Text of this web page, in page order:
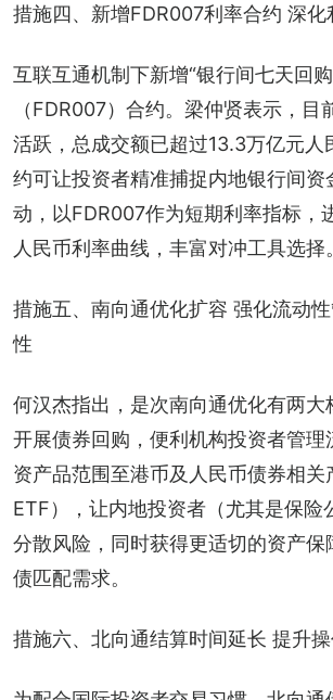
措施四、新增FDR007利率合约 深化
互联互通机制下新增“银行间七天回
（FDR007）合约。梁仲贤表示，目
活跃，总成交额已超过13.3万亿元人
约可让投资者精准捕捉内地银行间资
动，以FDR007作为短期利率指标，
人民币利率曲线，丰富对冲工具选择。
措施五、南向通优化扩容 强化流动
性
何汉杰指出，是次南向通优化有两大
开展债券回购，便利机构投资者管理
资产品范围至港币及人民币债券相关
ETF），让内地投资者（尤其是保险
分散风险，同时获得更适切的资产保
债匹配需求。
措施六、北向通结算时间延长 提升